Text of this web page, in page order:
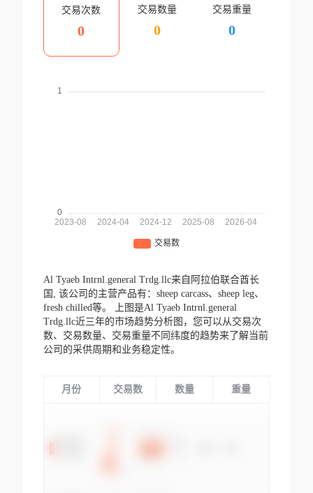
交易次数
0
交易数量
0
交易重量
0
Al Tyaeb Intrnl.general Trdg.llc来自阿拉伯联合酋长
国, 该公司的主营产品有：sheep carcass、sheep leg、
fresh chilled等。
上图是Al Tyaeb Intrnl.general
Trdg.llc近三年的市场趋势分析图，您可以从交易次
数、交易数量、交易重量不同纬度的趋势来了解当前
公司的采供周期和业务稳定性。
月份 交易数 数量 重量